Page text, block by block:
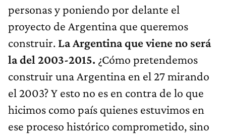
personas y poniendo por delante el
proyecto de Argentina que queremos
construir. La Argentina que viene no será
la del 2003-2015. ¿Cómo pretendemos
construir una Argentina en el 27 mirando
el 2003? Y esto no es en contra de lo que
hicimos como país quienes estuvimos en
ese proceso histórico comprometido, sino